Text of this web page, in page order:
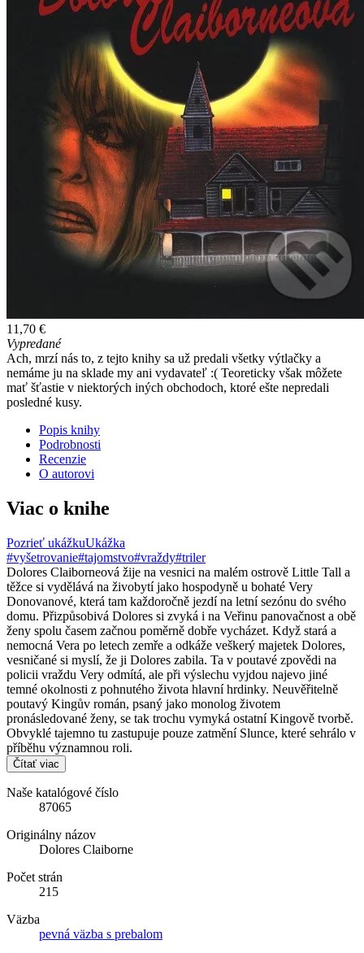
11,70 €
Vypredané
Ach, mrzí nás to, z tejto knihy sa už predali všetky výtlačky a
nemáme ju na sklade my ani vydavateľ :( Teoreticky však môžete
mať šťastie v niektorých iných obchodoch, ktoré ešte nepredali
posledné kusy.
Popis knihy
Podrobnosti
Recenzie
O autorovi
Viac o knihe
Pozrieť ukážkuUkážka
#vyšetrovanie#tajomstvo#vraždy#triler
Dolores Claiborneová žije na vesnici na malém ostrově Little Tall a
těžce si vydělává na živobytí jako hospodyně u bohaté Very
Donovanové, která tam každoročně jezdí na letní sezónu do svého
domu. Přizpůsobivá Dolores si zvyká i na Veřinu panovačnost a obě
ženy spolu časem začnou poměrně dobře vycházet. Když stará a
nemocná Vera po letech zemře a odkáže veškerý majetek Dolores,
vesničané si myslí, že ji Dolores zabila. Ta v poutavé zpovědi na
policii vraždu Very odmítá, ale při výslechu vyjdou najevo jiné
temné okolnosti z pohnutého života hlavní hrdinky. Neuvěřitelně
poutavý Kingův román, psaný jako monolog životem
pronásledované ženy, se tak trochu vymyká ostatní Kingově tvorbě.
Obvyklé tajemno tu zastupuje pouze zatmění Slunce, které sehrálo v
příběhu významnou roli.
Čítať viac
Naše katalógové číslo
87065
Originálny názov
Dolores Claiborne
Počet strán
215
Väzba
pevná väzba s prebalom